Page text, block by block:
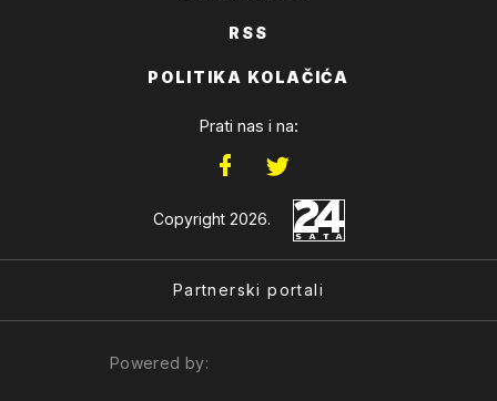
RSS
POLITIKA KOLAČIĆA
Prati nas i na:
Copyright 2026.
Partnerski portali
Powered by: